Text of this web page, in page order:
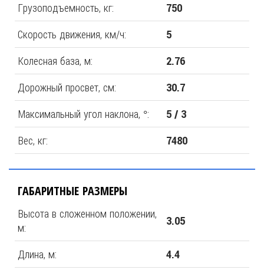
Грузоподъемность, кг: 750
Скорость движения, км/ч: 5
Колесная база, м: 2.76
Дорожный просвет, см: 30.7
Максимальный угол наклона, °: 5 / 3
Вес, кг: 7480
ГАБАРИТНЫЕ РАЗМЕРЫ
Высота в сложенном положении,
м:
3.05
Длина, м: 4.4